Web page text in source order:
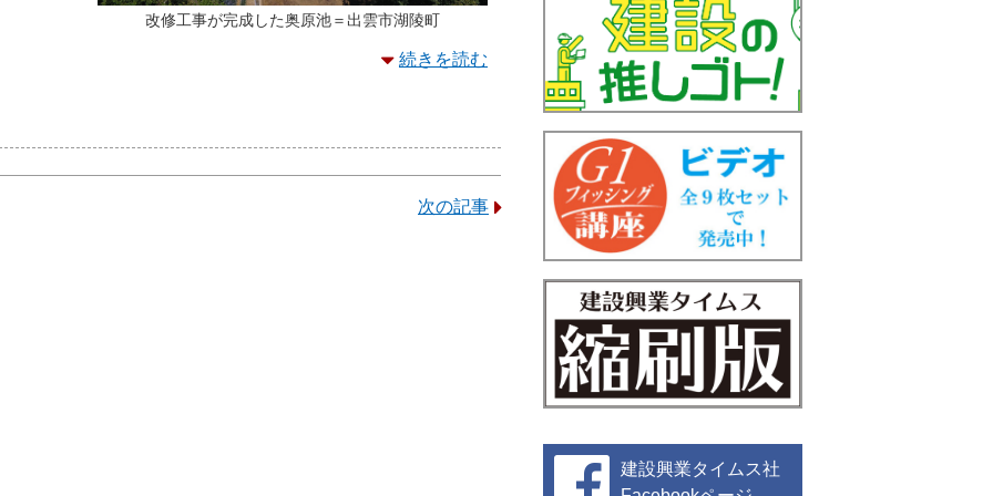
改修工事が完成した奥原池＝出雲市湖陵町
続きを読む
次の記事
建設興業タイムス社